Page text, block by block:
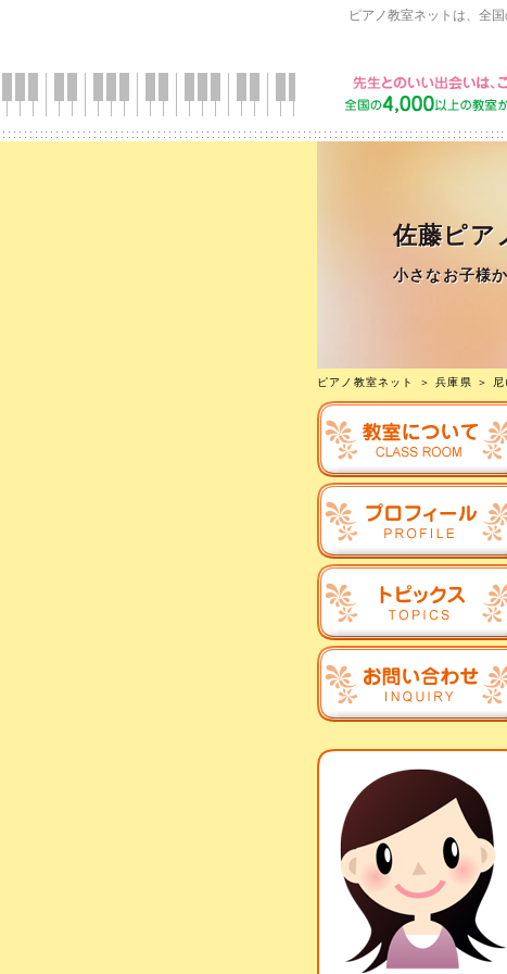
ピアノ教室ネットは、全
佐藤ピア
小さなお子様
ピアノ教室ネット ＞兵庫県 ＞